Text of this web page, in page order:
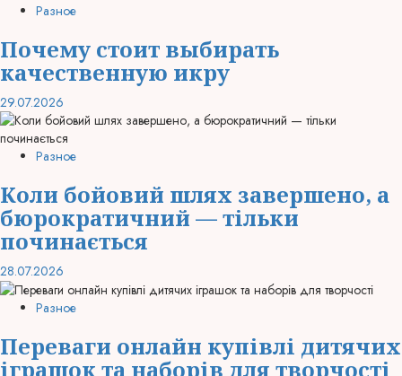
Разное
Почему стоит выбирать
качественную икру
29.07.2026
Разное
Коли бойовий шлях завершено, а
бюрократичний — тільки
починається
28.07.2026
Разное
Переваги онлайн купівлі дитячих
іграшок та наборів для творчості